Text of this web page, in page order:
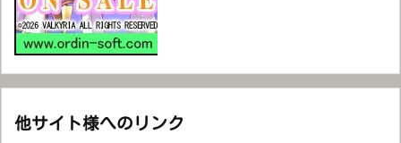
他サイト様へのリンク